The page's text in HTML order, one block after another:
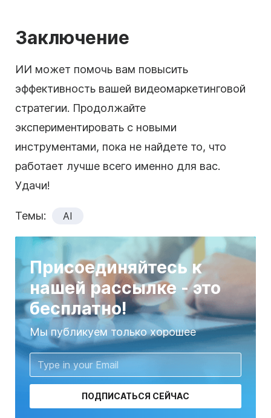
Заключение
ИИ может помочь вам повысить
эффективность вашей видеомаркетинговой
стратегии. Продолжайте
экспериментировать с новыми
инструментами, пока не найдете то, что
работает лучше всего именно для вас.
Удачи!
Темы: AI
Присоединяйтесь к
нашей рассылке - это
бесплатно!
Мы публикуем только хорошее
ПОДПИСАТЬСЯ СЕЙЧАС